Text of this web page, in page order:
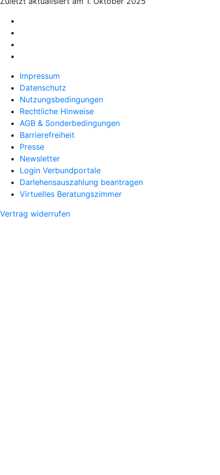
Impressum
Datenschutz
Nutzungsbedingungen
Rechtliche Hinweise
AGB & Sonderbedingungen
Barrierefreiheit
Presse
Newsletter
Login Verbundportale
Darlehensauszahlung beantragen
Virtuelles Beratungszimmer
Vertrag widerrufen